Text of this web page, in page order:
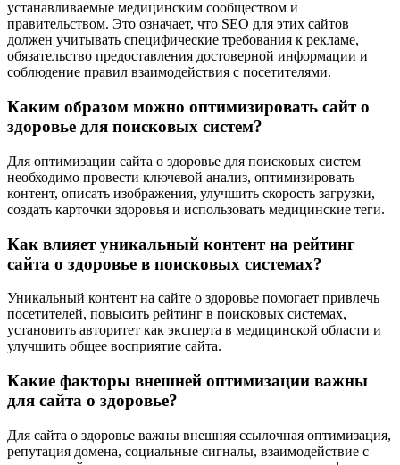
устанавливаемые медицинским сообществом и
правительством. Это означает, что SEO для этих сайтов
должен учитывать специфические требования к рекламе,
обязательство предоставления достоверной информации и
соблюдение правил взаимодействия с посетителями.
Каким образом можно оптимизировать сайт о
здоровье для поисковых систем?
Для оптимизации сайта о здоровье для поисковых систем
необходимо провести ключевой анализ, оптимизировать
контент, описать изображения, улучшить скорость загрузки,
создать карточки здоровья и использовать медицинские теги.
Как влияет уникальный контент на рейтинг
сайта о здоровье в поисковых системах?
Уникальный контент на сайте о здоровье помогает привлечь
посетителей, повысить рейтинг в поисковых системах,
установить авторитет как эксперта в медицинской области и
улучшить общее восприятие сайта.
Какие факторы внешней оптимизации важны
для сайта о здоровье?
Для сайта о здоровье важны внешняя ссылочная оптимизация,
репутация домена, социальные сигналы, взаимодействие с